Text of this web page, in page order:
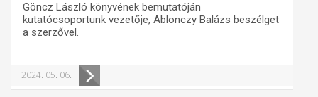
Göncz László könyvének bemutatóján
kutatócsoportunk vezetője, Ablonczy Balázs beszélget
a szerzővel.
2024. 05. 06.